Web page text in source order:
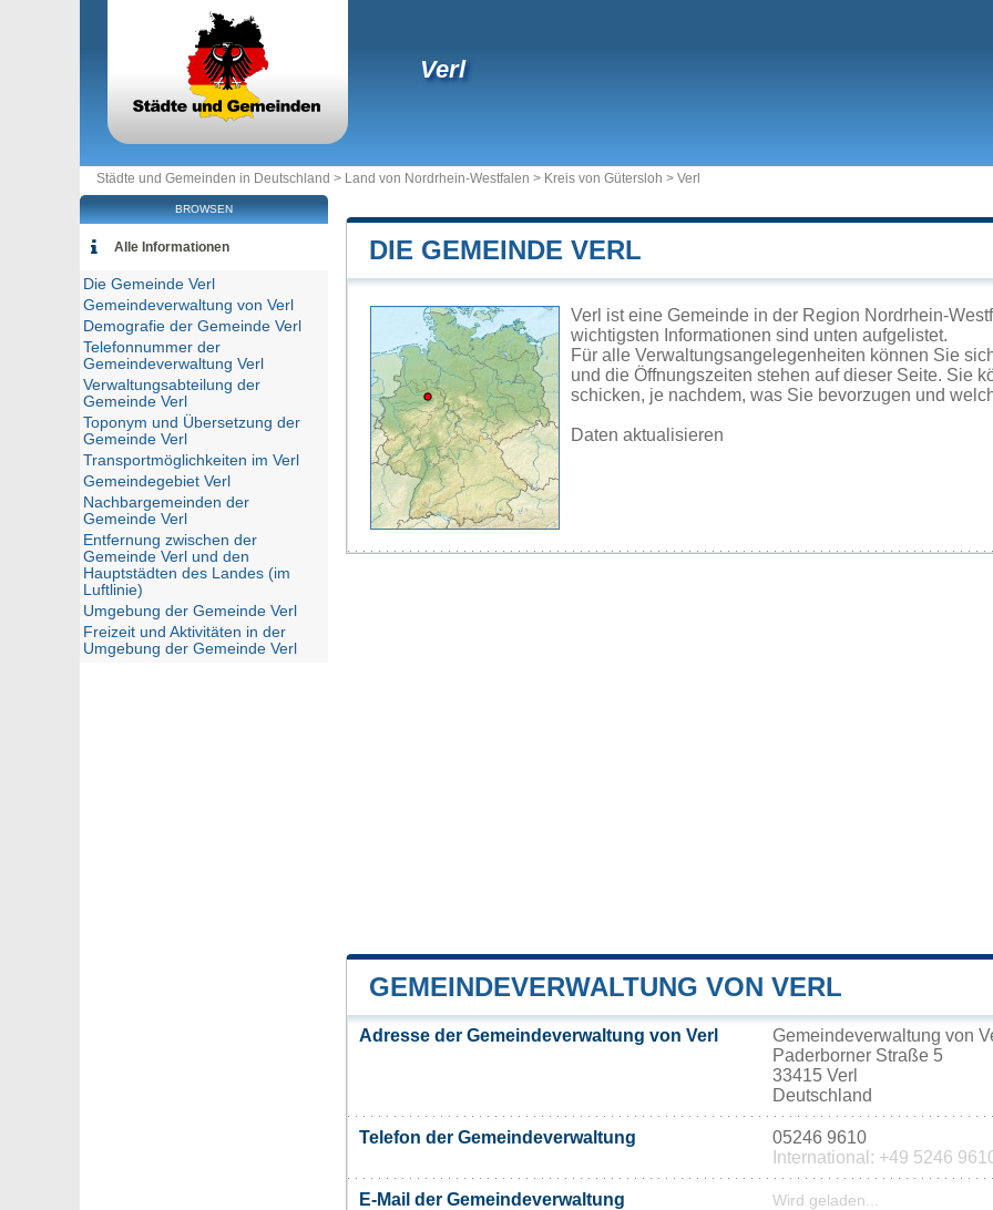
Verl
Städte und Gemeinden in Deutschland > Land von Nordrhein-Westfalen > Kreis von Gütersloh > Verl
DIE GEMEINDE VERL
Verl ist eine Gemeinde in der Region Nordrhein-
wichtigsten Informationen sind unten aufgelistet.
Für alle Verwaltungsangelegenheiten können Sie
und die Öffnungszeiten stehen auf dieser Seite. Sie
schicken, je nachdem, was Sie bevorzugen und
Daten aktualisieren
GEMEINDEVERWALTUNG VON VERL
Adresse der Gemeindeverwaltung von Verl
Gemeindeverwaltung von
Paderborner Straße 5
33415 Verl
Deutschland
Telefon der Gemeindeverwaltung
05246 9610
International: +49 5246
E-Mail der Gemeindeverwaltung Wird geladen...
BROWSEN
Alle Informationen
Die Gemeinde Verl
Gemeindeverwaltung von Verl
Demografie der Gemeinde Verl
Telefonnummer der
Gemeindeverwaltung Verl
Verwaltungsabteilung der
Gemeinde Verl
Toponym und Übersetzung der
Gemeinde Verl
Transportmöglichkeiten im Verl
Gemeindegebiet Verl
Nachbargemeinden der
Gemeinde Verl
Entfernung zwischen der
Gemeinde Verl und den
Hauptstädten des Landes (im
Luftlinie)
Umgebung der Gemeinde Verl
Freizeit und Aktivitäten in der
Umgebung der Gemeinde Verl